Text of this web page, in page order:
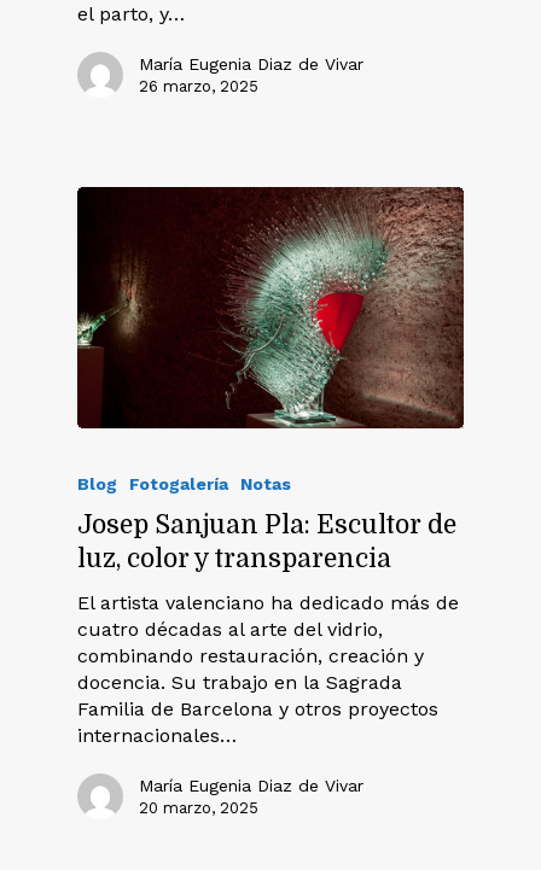
el parto, y…
María Eugenia Diaz de Vivar
26 marzo, 2025
Blog Fotogalería Notas
Josep Sanjuan Pla: Escultor de
luz, color y transparencia
El artista valenciano ha dedicado más de
cuatro décadas al arte del vidrio,
combinando restauración, creación y
docencia. Su trabajo en la Sagrada
Familia de Barcelona y otros proyectos
internacionales…
María Eugenia Diaz de Vivar
20 marzo, 2025